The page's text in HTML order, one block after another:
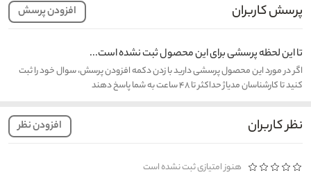
پرسش کاربران افزودن پرسش
تا این لحظه پرسشی برای این محصول ثبت نشده است...
اگر در مورد این محصول پرسشی دارید با زدن دکمه افزودن پرسش، سوال خود را ثبت
کنید تا کارشناسان مدیاژ حداکثر تا ۴۸ ساعت به شما پاسخ دهند
نظر کاربران افزودن نظر
هنوز امتیازی ثبت نشده است